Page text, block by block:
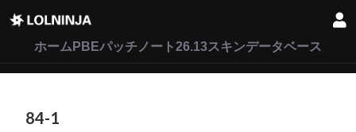
ホーム PBEパッチノート26.13スキンデータベース
84-1